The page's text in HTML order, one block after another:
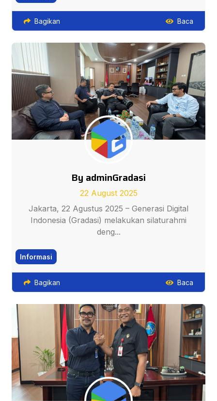
Bagikan Baca
By adminGradasi
22 August 2025
Jakarta, 22 Agustus 2025 – Generasi Digital
Indonesia (Gradasi) melakukan silaturahmi
deng...
Informasi
Bagikan Baca